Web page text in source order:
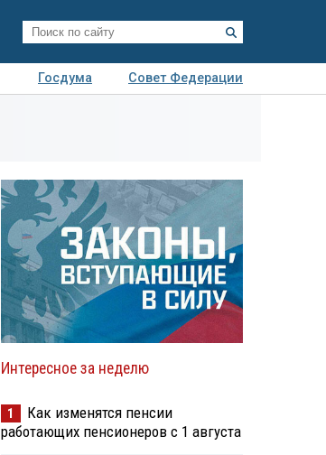
Госдума
Совет Федерации
Интересное за неделю
1
Как изменятся пенсии
работающих пенсионеров с 1 августа